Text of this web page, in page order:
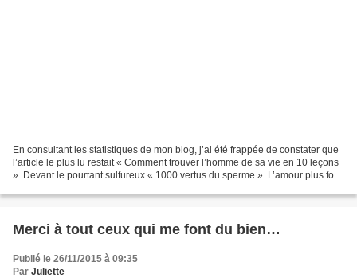
En consultant les statistiques de mon blog, j’ai été frappée de constater que
l’article le plus lu restait « Comment trouver l’homme de sa vie en 10 leçons
». Devant le pourtant sulfureux « 1000 vertus du sperme ». L’amour plus fort
Merci à tout ceux qui me font du bien…
Publié le 26/11/2015 à 09:35
Par Juliette